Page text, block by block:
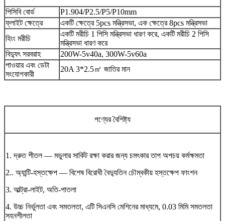
পিসিবি বোর্ড
P1.904/P2.5/P5/P10mm
ফ্লাইট ক্ষেত্রে
একটি ক্ষেত্রে 5pcs মন্ত্রিসভা, এক ক্ষেত্রে 8pcs মন্ত্রিসভা
হিংং মরীচি
একটি মরীচি 1 পিসি মন্ত্রিসভা ধারণ করে, একটি মরীচি 2 পিসি
মন্ত্রিসভা ধারণ করে
বিদ্যুৎ সরবরাহ
200W-5v40a, 300W-5v60a
পাওয়ার এবং ডেটা
সংযোগকারী
20A 3*2.5㎡ জাতির মান
পণ্যের বৈশিষ্ট্য
1. দ্রুত শীতল — মডুলার সার্কিট রক্ষা করার জন্য চমৎকার তাপ অপচয় কর্মক্ষমতা
2.. অ্যান্টি-হস্তক্ষেপ — বিশেষ বিরোধী বৈদ্যুতিন চৌম্বকীয় হস্তক্ষেপ ফাংশন
3. আল্ট্রা-লাইট, অতি-পাতলা
4. উচ্চ নির্ভুলতা এবং সমতলতা, এটি সিএনসি মেশিনের মাধ্যমে, 0.03 মিমি সমতলতা
সহনশীলতা